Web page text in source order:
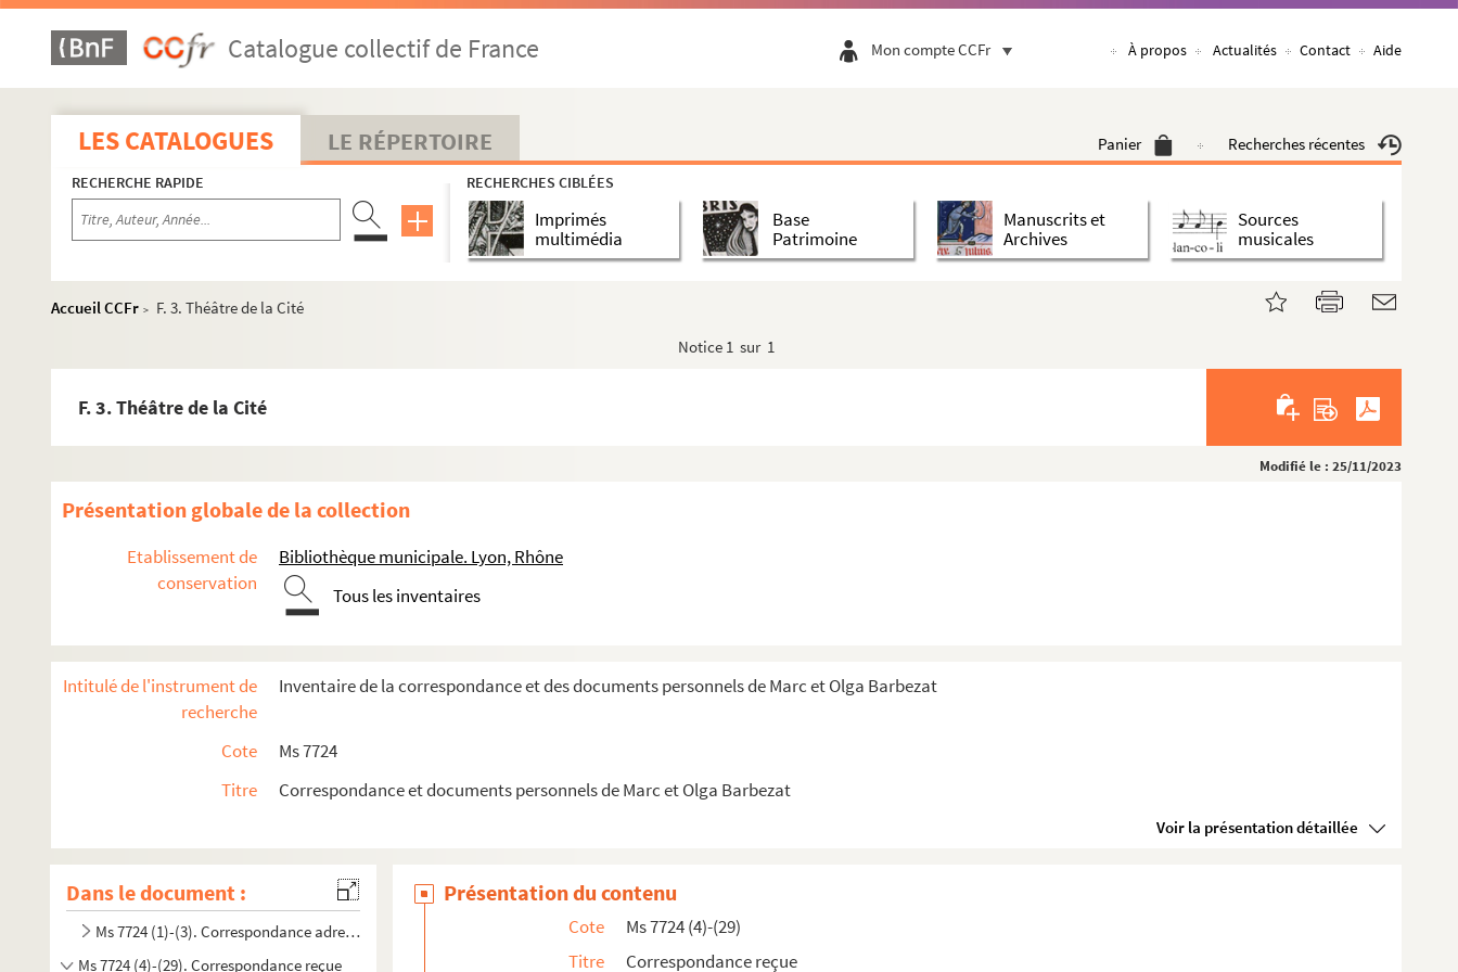
Catalogue collectif de France Mon compte CCFr À propos Actualités Contact Aide
LES CATALOGUES LE RÉPERTOIRE Panier Recherches récentes
RECHERCHE RAPIDE RECHERCHES CIBLÉES
Imprimés
multimédia
Base
Patrimoine
Manuscrits et
Archives
Sources
musicales
Accueil CCFr >
F. 3. Théâtre de la Cité
Notice 1 sur 1
F. 3. Théâtre de la Cité
Modifié le : 25/11/2023
Présentation globale de la collection
Etablissement de
conservation
Bibliothèque municipale. Lyon, Rhône
Tous les inventaires
Intitulé de l'instrument de
recherche
Inventaire de la correspondance et des documents personnels de Marc et Olga Barbezat
Cote
Ms 7724
Titre
Correspondance et documents personnels de Marc et Olga Barbezat
Voir la présentation détaillée
Dans le document :
Ms 7724 (1)-(3). Correspondance adressée
Ms 7724 (4)-(29). Correspondance reçue
Présentation du contenu
Cote
Ms 7724 (4)-(29)
Titre
Correspondance reçue